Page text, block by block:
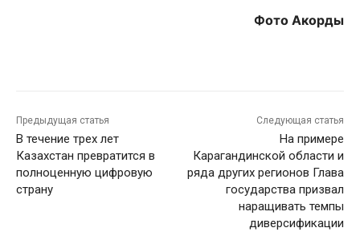
Фото Акорды
Предыдущая статья
В течение трех лет
Казахстан превратится в
полноценную цифровую
страну
Следующая статья
На примере
Карагандинской области и
ряда других регионов Глава
государства призвал
наращивать темпы
диверсификации